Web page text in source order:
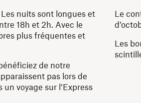
nuits sont longues et
18h et 2h. Avec le
plus fréquentes et
de notre
pas lors de
voyage sur l’Express
Le
Les